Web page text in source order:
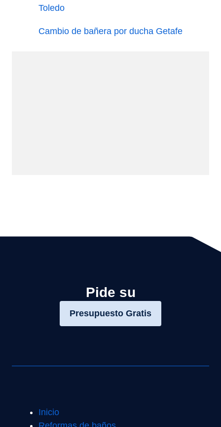
Toledo
Cambio de bañera por ducha Getafe
Pide su
Presupuesto Gratis
Inicio